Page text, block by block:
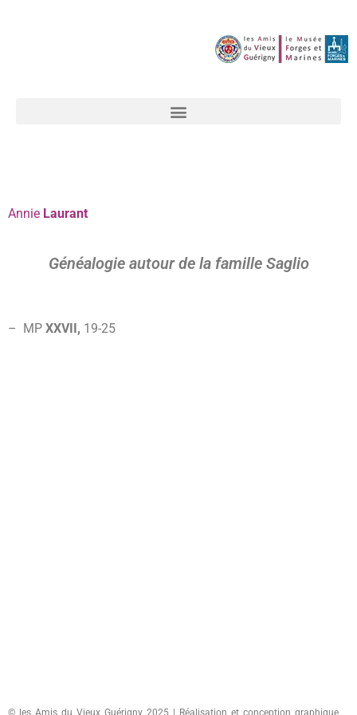
Annie Laurant
Généalogie autour de la famille Saglio
– MP XXVII, 19-25
© les Amis du Vieux Guérigny 2025 | Réalisation et conception graphique